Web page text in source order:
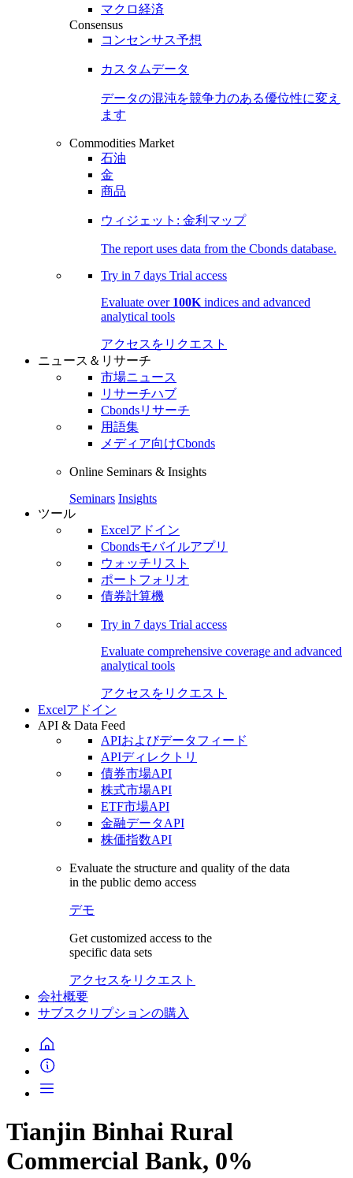
マクロ経済
Consensus
コンセンサス予想
カスタムデータ
データの混沌を競争力のある優位性に変え
ます
Commodities Market
石油
金
商品
ウィジェット: 金利マップ
The report uses data from the Cbonds database.
Try in 7 days Trial access
Evaluate over 100K indices and advanced
analytical tools
アクセスをリクエスト
ニュース＆リサーチ
市場ニュース
リサーチハブ
Cbondsリサーチ
用語集
メディア向けCbonds
Online Seminars & Insights
Seminars Insights
ツール
Excelアドイン
Cbondsモバイルアプリ
ウォッチリスト
ポートフォリオ
債券計算機
Try in 7 days Trial access
Evaluate comprehensive coverage and advanced
analytical tools
アクセスをリクエスト
Excelアドイン
API & Data Feed
APIおよびデータフィード
APIディレクトリ
債券市場API
株式市場API
ETF市場API
金融データAPI
株価指数API
Evaluate the structure and quality of the data
in the public demo access
デモ
Get customized access to the
specific data sets
アクセスをリクエスト
会社概要
サブスクリプションの購入
Tianjin Binhai Rural
Commercial Bank, 0%